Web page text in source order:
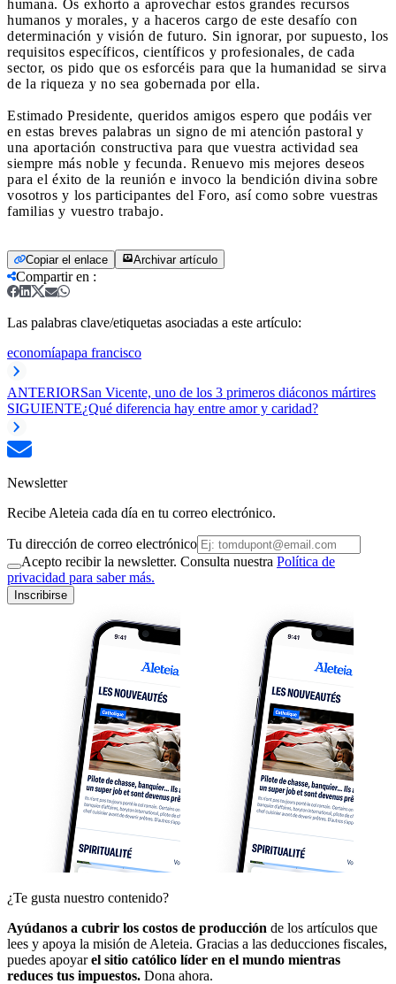
humana. Os exhorto a aprovechar estos grandes recursos
humanos y morales, y a haceros cargo de este desafío con
determinación y visión de futuro. Sin ignorar, por supuesto, los
requisitos específicos, científicos y profesionales, de cada
sector, os pido que os esforcéis para que la humanidad se sirva
de la riqueza y no sea gobernada por ella.
Estimado Presidente, queridos amigos espero que podáis ver
en estas breves palabras un signo de mi atención pastoral y
una aportación constructiva para que vuestra actividad sea
siempre más noble y fecunda. Renuevo mis mejores deseos
para el éxito de la reunión e invoco la bendición divina sobre
vosotros y los participantes del Foro, así como sobre vuestras
familias y vuestro trabajo.
Copiar el enlace Archivar artículo
Compartir en :
Las palabras clave/etiquetas asociadas a este artículo:
economíapapa francisco
ANTERIORSan Vicente, uno de los 3 primeros diáconos mártires
SIGUIENTE¿Qué diferencia hay entre amor y caridad?
Newsletter
Recibe Aleteia cada día en tu correo electrónico.
Tu dirección de correo electrónico
Acepto recibir la newsletter. Consulta nuestra Política de
privacidad para saber más.
Inscribirse
¿Te gusta nuestro contenido?
Ayúdanos a cubrir los costos de producción de los artículos que
lees y apoya la misión de Aleteia. Gracias a las deducciones fiscales,
puedes apoyarel sitio católico líder en el mundo mientras
reduces tus impuestos. Dona ahora.